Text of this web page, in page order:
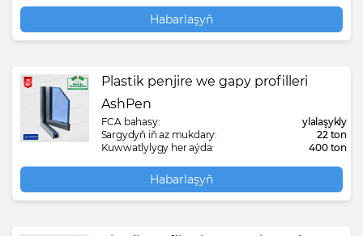
Habarlaşyň
Plastik penjire we gapy profilleri
AshPen
FCA bahasy:
ylalaşykly
Sargydyň iň az mukdary:
22 ton
Kuwwatlylygy her aýda:
400 ton
Habarlaşyň